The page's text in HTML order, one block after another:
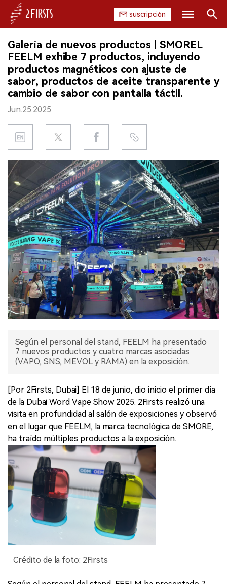
suscripción
INICIO
EMPRESA
PRODUCTO
REGULACIÓN
CHINA
EXPOSICIÓN
ENTREVISTA
Buscar
Galería de nuevos productos | SMOREL
FEELM exhibe 7 productos, incluyendo
productos magnéticos con ajuste de
sabor, productos de aceite transparente y
cambio de sabor con pantalla táctil.
Jun.25.2025
Según el personal del stand, FEELM ha presentado
7 nuevos productos y cuatro marcas asociadas
(VAPO, SNS, MEVOL y RAMA) en la exposición.
[Por 2Firsts, Dubai] El 18 de junio, dio inicio el primer día
de la Dubai Word Vape Show 2025. 2Firsts realizó una
visita en profundidad al salón de exposiciones y observó
en el lugar que FEELM, la marca tecnológica de SMORE,
ha traído múltiples productos a la exposición.
Crédito de la foto: 2Firsts